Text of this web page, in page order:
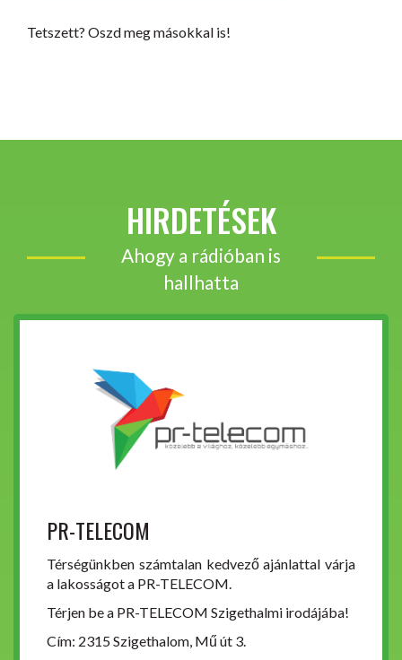
Tetszett? Oszd meg másokkal is!
HIRDETÉSEK
Ahogy a rádióban is
hallhatta
PR-TELECOM
Térségünkben számtalan kedvező ajánlattal várja
a lakosságot a PR-TELECOM.
Térjen be a PR-TELECOM Szigethalmi irodájába!
Cím: 2315 Szigethalom, Mű út 3.